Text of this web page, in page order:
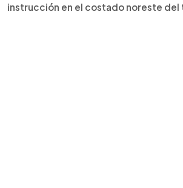
instrucción en el costado noreste del